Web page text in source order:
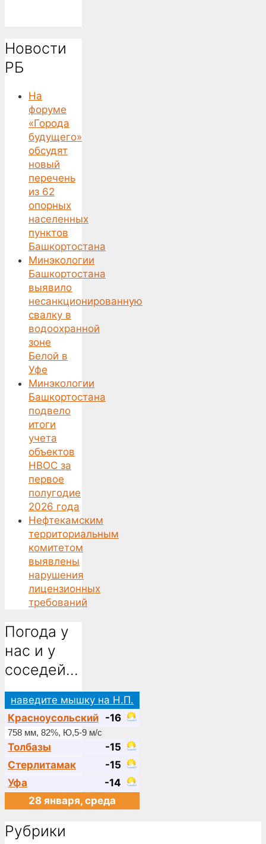
Новости
РБ
На
форуме
«Города
будущего»
обсудят
новый
перечень
из 62
опорных
населенных
пунктов
Башкортостана
Минэкологии
Башкортостана
выявило
несанкционированную
свалку в
водоохранной
зоне
Белой в
Уфе
Минэкологии
Башкортостана
подвело
итоги
учета
объектов
НВОС за
первое
полугодие
2026 года
Нефтекамским
территориальным
комитетом
выявлены
нарушения
лицензионных
требований
Погода у
нас и у
соседей…
наведите мышку на Н.П.
Красноусольский -16
758 мм, 82%, Ю,5-9 м/с
Толбазы
-15
Стерлитамак
-15
Уфа
-14
28 января, среда
Рубрики